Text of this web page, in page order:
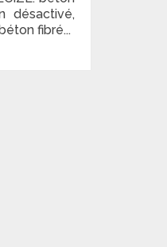
désactivé,
fibré...